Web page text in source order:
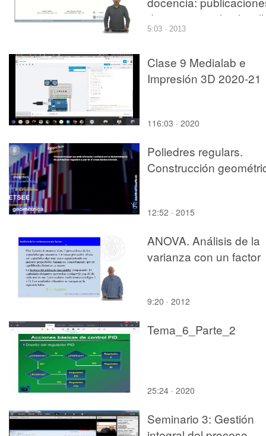
docentes con la
para LaTeX de la UPV
5:03 · 2013
Clase 9 Medialab e
Impresión 3D 2020-21
116:03 · 2020
Poliedres regulars.
Construcción
12:52 · 2015
ANOVA. Análisis de la
varianza con un factor
9:20 · 2012
Tema_6_Parte_2
25:24 · 2020
Seminario 3: Gestión